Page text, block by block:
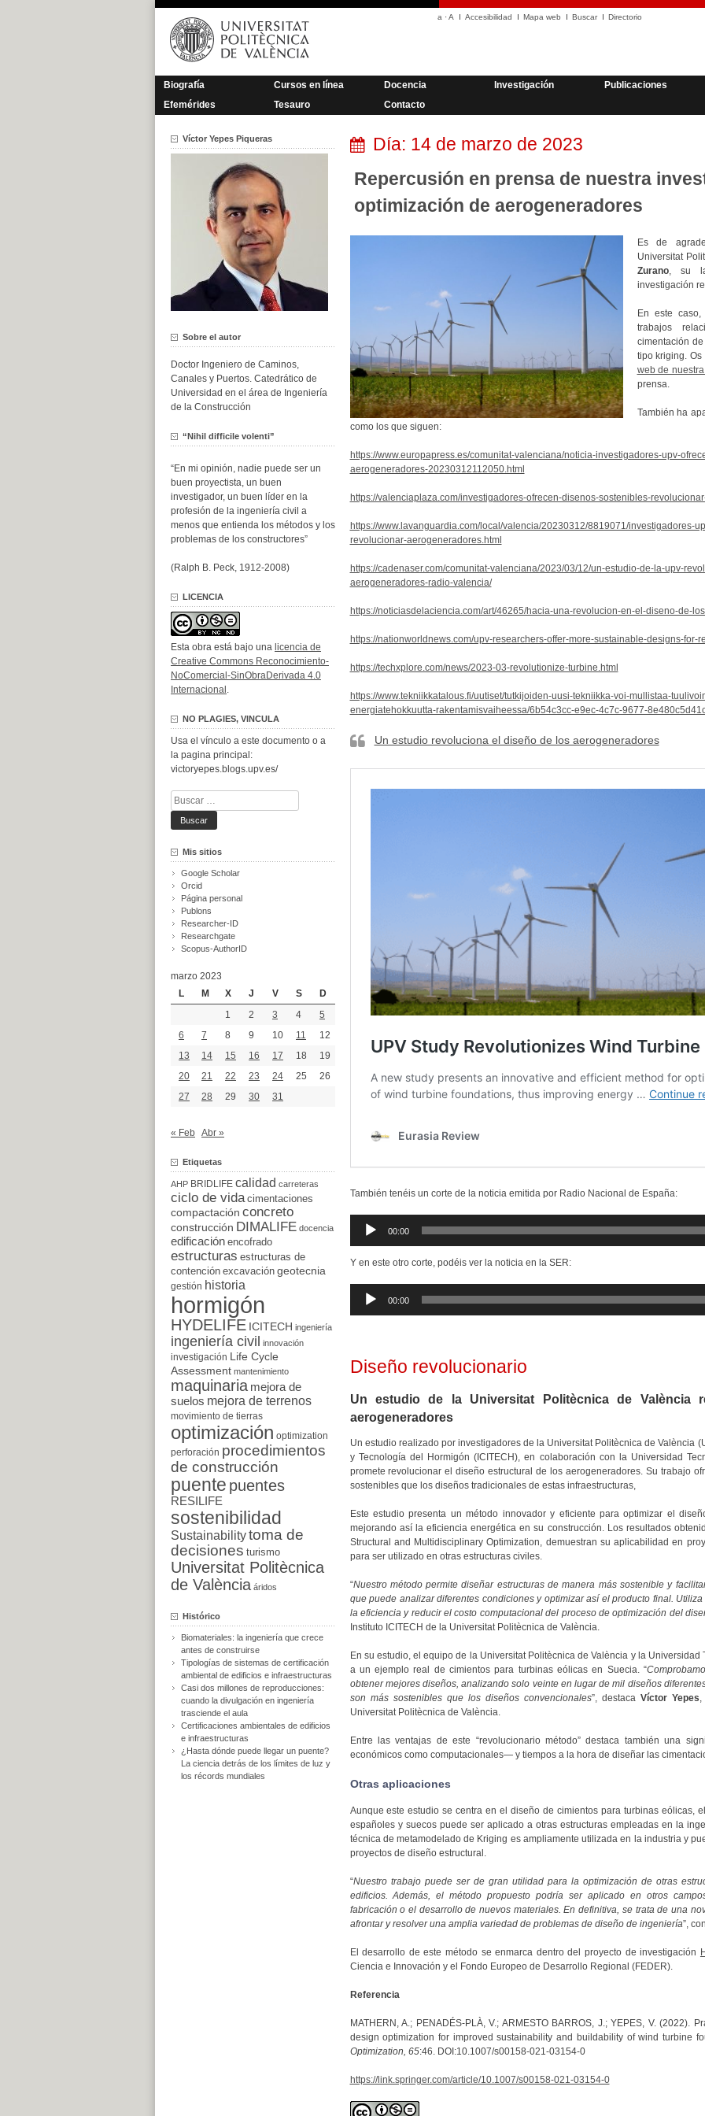
Saltar
contenido
a ·A Accesibilidad Mapa web Buscar Directorio
Biografía Cursos en línea Docencia Investigación
Publicaciones
Efemérides
Tesauro Contacto
Día: 14 de marzo de 2023
Repercusión en prensa de nuestra
optimización de aerogeneradores
Es de
Universitat
Zurano, su
investigación
En este
trabajos
cimentación
tipo kriging.
web de
prensa.
También ha
como los que siguen:
https://www.europapress.es/comunitat-valenciana/noticia-investigadores-upv-
aerogeneradores-20230312112050.html
https://valenciaplaza.com/investigadores-ofrecen-disenos-sostenibles-
https://www.lavanguardia.com/local/valencia/20230312/8819071/investigadores-
revolucionar-aerogeneradores.html
https://cadenaser.com/comunitat-valenciana/2023/03/12/un-estudio-de-la-upv-
aerogeneradores-radio-valencia/
https://noticiasdelaciencia.com/art/46265/hacia-una-revolucion-en-el-diseno-de-
https://nationworldnews.com/upv-researchers-offer-more-sustainable-designs-for-
https://techxplore.com/news/2023-03-revolutionize-turbine.html
https://www.tekniikkatalous.fi/uutiset/tutkijoiden-uusi-tekniikka-voi-mullistaa-
energiatehokkuutta-rakentamisvaiheessa/6b54c3cc-e9ec-4c7c-9677-
Un estudio revoluciona el diseño de los aerogeneradores
También tenéis un corte de la noticia emitida por Radio Nacional de España:
Reproductor
audio
00:00
Y en este otro corte, podéis ver la noticia en la SER:
Reproductor
audio
00:00
Diseño revolucionario
Un estudio de la Universitat Politècnica de València
aerogeneradores
Un estudio realizado por investigadores de la Universitat Politècnica de València
y Tecnología del Hormigón (ICITECH), en colaboración con la Universidad
promete revolucionar el diseño estructural de los aerogeneradores. Su trabajo
sostenibles que los diseños tradicionales de estas infraestructuras,
Este estudio presenta un método innovador y eficiente para optimizar el
mejorando así la eficiencia energética en su construcción. Los resultados
Structural and Multidisciplinary Optimization, demuestran su aplicabilidad en
para ser utilizado en otras estructuras civiles.
“Nuestro método permite diseñar estructuras de manera más sostenible y
que puede analizar diferentes condiciones y optimizar así el producto final.
la eficiencia y reducir el costo computacional del proceso de optimización del
Instituto ICITECH de la Universitat Politècnica de València.
En su estudio, el equipo de la Universitat Politècnica de València y la
a un ejemplo real de cimientos para turbinas eólicas en Suecia. “
obtener mejores diseños, analizando solo veinte en lugar de mil diseños
son más sostenibles que los diseños convencionales”, destacaVíctor Yepes,
Universitat Politècnica de València.
Entre las ventajas de este “revolucionario método” destaca también una
económicos como computacionales— y tiempos a la hora de diseñar las
Otras aplicaciones
Aunque este estudio se centra en el diseño de cimientos para turbinas eólicas,
españoles y suecos puede ser aplicado a otras estructuras empleadas en la
técnica de metamodelado de Kriging es ampliamente utilizada en la industria y
proyectos de diseño estructural.
“Nuestro trabajo puede ser de gran utilidad para la optimización de otras
edificios. Además, el método propuesto podría ser aplicado en otros
fabricación o el desarrollo de nuevos materiales. En definitiva, se trata de una
afrontar y resolver una amplia variedad de problemas de diseño de ingeniería”,
El desarrollo de este método se enmarca dentro del proyecto de investigación
Ciencia e Innovación y el Fondo Europeo de Desarrollo Regional (FEDER).
Referencia
MATHERN, A.; PENADÉS-PLÀ, V.; ARMESTO BARROS, J.; YEPES, V. (2022).
design optimization for improved sustainability and buildability of wind turbine
Optimization, 65:46. DOI:10.1007/s00158-021-03154-0
https://link.springer.com/article/10.1007/s00158-021-03154-0
Víctor Yepes Piqueras
Sobre el autor
Doctor Ingeniero de Caminos,
Canales y Puertos. Catedrático de
Universidad en el área de Ingeniería
de la Construcción
“Nihil difficile volenti”
“En mi opinión, nadie puede ser un
buen proyectista, un buen
investigador, un buen líder en la
profesión de la ingeniería civil a
menos que entienda los métodos y los
problemas de los constructores”
(Ralph B. Peck, 1912-2008)
LICENCIA
Esta obra está bajo una licencia de
Creative Commons Reconocimiento-
NoComercial-SinObraDerivada 4.0
Internacional .
NO PLAGIES, VINCULA
Usa el vínculo a este documento o a
la pagina principal:
victoryepes.blogs.upv.es/
Buscar:
Mis sitios
Google Scholar
Orcid
Página personal
Publons
Researcher-ID
Researchgate
Scopus-AuthorID
marzo 2023
L
M X J V S
D
1
2 3 4
5
6
7 8 9 10 11
12
13
14 15 16 17 18
19
20
21 22 23 24 25
26
27
28 29 30 31
« Feb Abr »
Etiquetas
AHP BRIDLIFE calidad carreteras
ciclo de vida cimentaciones
compactación concreto
construcción DIMALIFE docencia
edificación encofrado
estructuras estructuras de
contención excavación geotecnia
gestión historia
hormigón
HYDELIFE ICITECH ingeniería
ingeniería civil innovación
investigación
Life Cycle
Assessment mantenimiento
maquinaria mejora de
suelos mejora de terrenos
movimiento de tierras
optimización optimization
perforación procedimientos
de construcción
puente puentes
RESILIFE
sostenibilidad
Sustainabilitytoma de
decisiones turismo
Universitat Politècnica
de València áridos
Histórico
Biomateriales: la ingeniería que crece
antes de construirse
Tipologías de sistemas de certificación
ambiental de edificios e infraestructuras
Casi dos millones de reproducciones:
cuando la divulgación en ingeniería
trasciende el aula
Certificaciones ambientales de edificios
e infraestructuras
¿Hasta dónde puede llegar un puente?
La ciencia detrás de los límites de luz y
los récords mundiales